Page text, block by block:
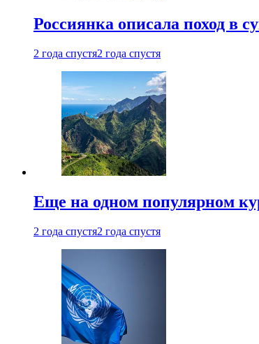
Россиянка описала поход в
2 года спустя2 года спустя
Еще на одном популярном
2 года спустя2 года спустя